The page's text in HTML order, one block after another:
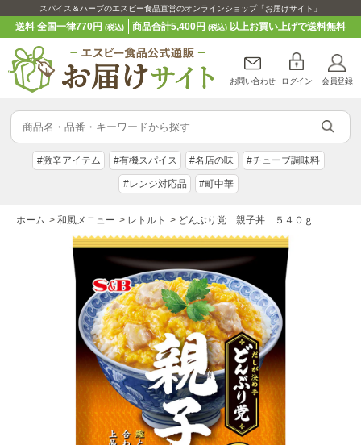
スパイス＆ハーブのエスビー食品直営のオンラインショップ「お届けサイト」
送料 全国一律770円(税込) 商品合計5,400円 (税込)以上お買い上げで送料無料
お問い合わせ ログイン 会員登録
#激辛アイテム #有機スパイス #名店の味 #チューブ調味料
#レンジ対応品 #町中華
ホーム > 和風メニュー > レトルト > どんぶり党 親子丼 ５４０ｇ